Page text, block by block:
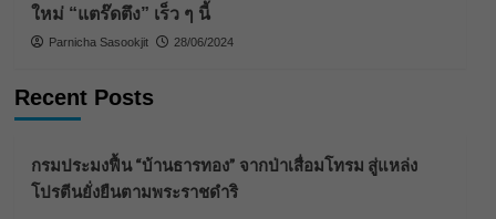
ใหม่ “แตร๊ดตึง” เร็ว ๆ นี้
Parnicha Sasookjit 28/06/2024
Recent Posts
กรมประมงฟื้น “บ้านธารทอง” จากป่าเสื่อมโทรม สู่แหล่ง
โปรตีนยั่งยืนตามพระราชดำริ